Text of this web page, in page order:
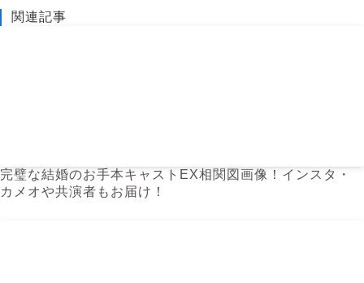
関連記事
完璧な結婚のお手本キャストEX相関図画像！インスタ・
カメオや共演者もお届け！